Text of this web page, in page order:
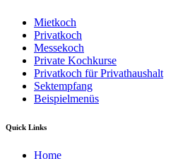
Mietkoch
Privatkoch
Messekoch
Private Kochkurse
Privatkoch für Privathaushalt
Sektempfang
Beispielmenüs
Quick Links
Home